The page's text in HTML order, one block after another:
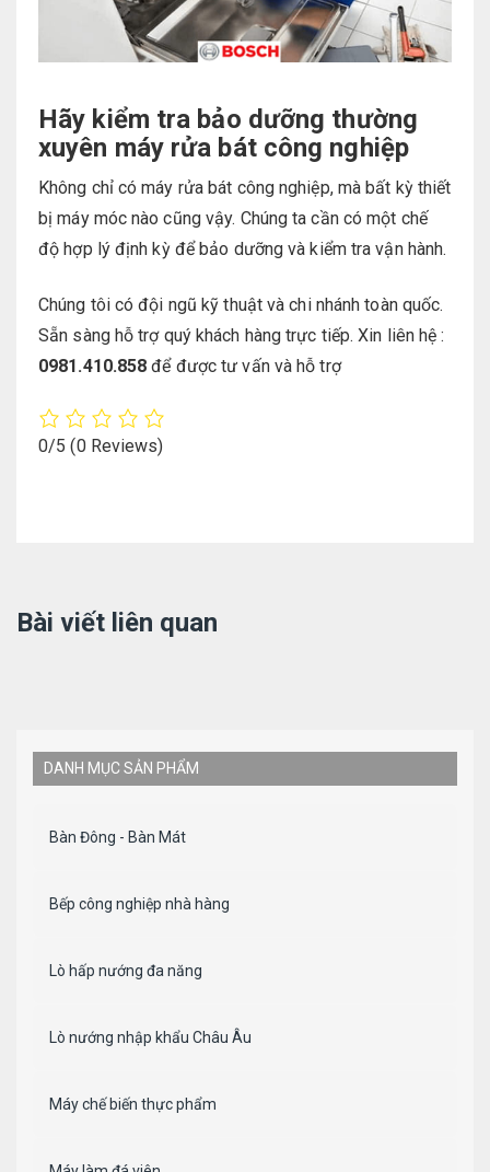
Hãy kiểm tra bảo dưỡng thường
xuyên máy rửa bát công nghiệp
Không chỉ có máy rửa bát công nghiệp, mà bất kỳ thiết
bị máy móc nào cũng vậy. Chúng ta cần có một chế
độ hợp lý định kỳ để bảo dưỡng và kiểm tra vận hành.
Chúng tôi có đội ngũ kỹ thuật và chi nhánh toàn quốc.
Sẵn sàng hỗ trợ quý khách hàng trực tiếp. Xin liên hệ :
0981.410.858để được tư vấn và hỗ trợ
0/5(0 Reviews)
Bài viết liên quan
DANH MỤC SẢN PHẨM
Bàn Đông - Bàn Mát
Bếp công nghiệp nhà hàng
Lò hấp nướng đa năng
Lò nướng nhập khẩu Châu Âu
Máy chế biến thực phẩm